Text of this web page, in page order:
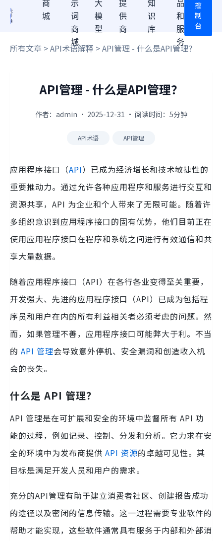
商
城
示
词
商
城
大
模
型
提
供
商
知
识
库
品
和
服
务
控
制
台
所有文章 >API术语解释 > API管理 - 什么是API管理？
API管理 - 什么是API管理？
作者：admin · 2025-12-31 · 阅读时间：5分钟
API术语 API管理
应用程序接口（API）已成为经济增长和技术敏捷性的
重要推动力。通过允许各种应用程序和服务进行交互和
资源共享，API 为企业和个人带来了无限可能。随着许
多组织意识到应用程序接口的固有优势，他们目前正在
使用应用程序接口在程序和系统之间进行有效通信和共
享大量数据。
随着应用程序接口（API）在各行各业变得至关重要，
开发强大、先进的应用程序接口（API）已成为包括程
序员和用户在内的所有利益相关者必须考虑的问题。然
而，如果管理不善，应用程序接口可能弊大于利。不当
的 API 管理会导致意外停机、安全漏洞和创造收入机
会的丧失。
什么是 API 管理？
API 管理是在可扩展和安全的环境中监督所有 API 功
能的过程，例如记录、控制、分发和分析。它力求在安
全的环境中为发布商提供 API 资源的卓越可见性。其
目标是满足开发人员和用户的需求。
充分的API管理有助于建立消费者社区、创建报告成功
的途径以及密闭的信息传输。这一过程需要专业软件的
帮助才能实现，这些软件通常具有服务于内部和外部消